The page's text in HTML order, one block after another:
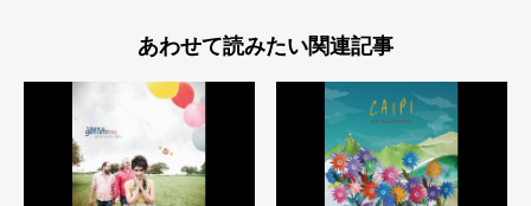
あわせて読みたい関連記事